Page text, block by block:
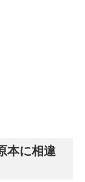
本に相違